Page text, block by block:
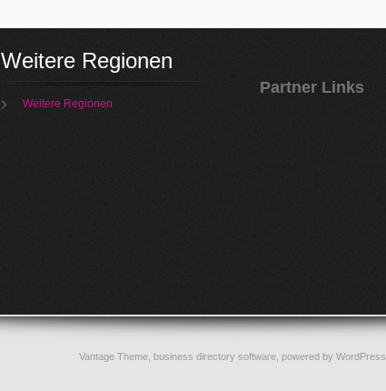
Weitere Regionen
Weitere Regionen
Partner Links
Vantage Theme, business directory software, powered by WordPress